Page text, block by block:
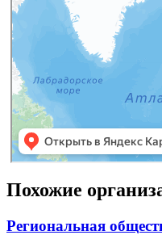
Похожие
Региональная